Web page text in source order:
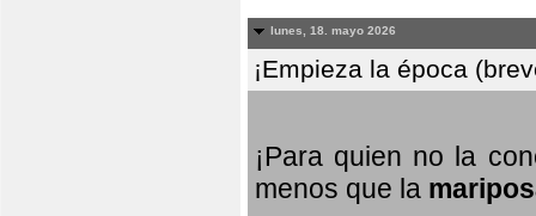
lunes, 18. mayo 2026
¡Empieza la época
¡Para quien no la
menos que la